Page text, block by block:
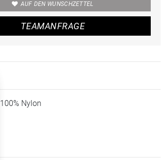
AUF DEN WUNSCHZETTEL
TEAMANFRAGE
100% Nylon